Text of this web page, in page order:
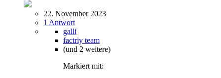
22. November 2023
1 Antwort
galli
factriy team
(und 2 weitere)
Markiert mit: